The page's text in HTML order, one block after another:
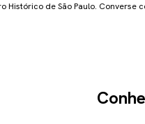
Histórico de São Paulo.